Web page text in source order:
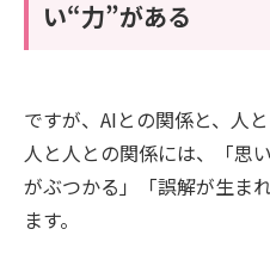
い“力”がある
ですが、AIとの関係と、人
人と人との関係には、「思
がぶつかる」「誤解が生ま
ます。